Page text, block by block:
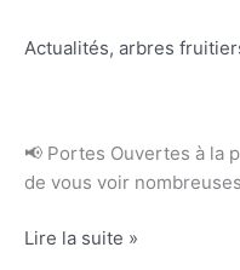
Actualités, arbres
📢 Portes Ouvertes à la
de vous voir
Portes
Lire la suite »